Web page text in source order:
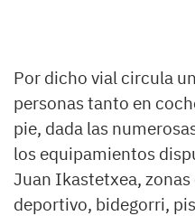
Por dicho vial circula
personas tanto en
pie, dada las
los equipamientos
Juan Ikastetxea,
deportivo, bidegorri,